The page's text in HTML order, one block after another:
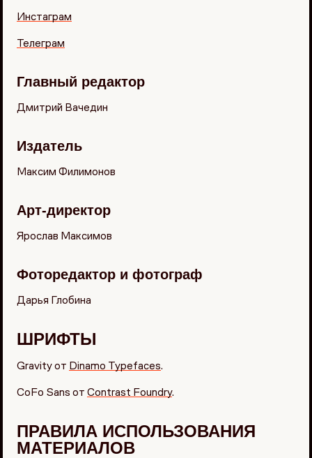
Инстаграм
Телеграм
Главный редактор
Дмитрий Вачедин
Издатель
Максим Филимонов
Арт-директор
Ярослав Максимов
Фоторедактор и фотограф
Дарья Глобина
ШРИФТЫ
Gravity от Dinamo Typefaces.
CoFo Sans от Contrast Foundry.
ПРАВИЛА ИСПОЛЬЗОВАНИЯ
МАТЕРИАЛОВ